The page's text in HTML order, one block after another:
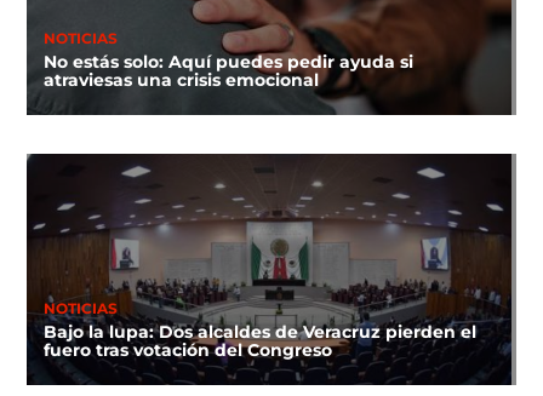
NOTICIAS
No estás solo: Aquí puedes pedir ayuda si
atraviesas una crisis emocional
NOTICIAS
Bajo la lupa: Dos alcaldes de Veracruz pierden el
fuero tras votación del Congreso